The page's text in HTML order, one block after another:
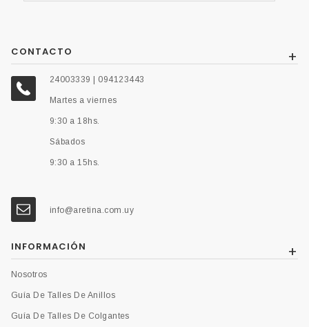
CONTACTO
24003339 | 094123443
Martes a viernes
9:30 a 18hs.
Sábados
9:30 a 15hs.
info@aretina.com.uy
INFORMACIÓN
Nosotros
Guía De Talles De Anillos
Guía De Talles De Colgantes